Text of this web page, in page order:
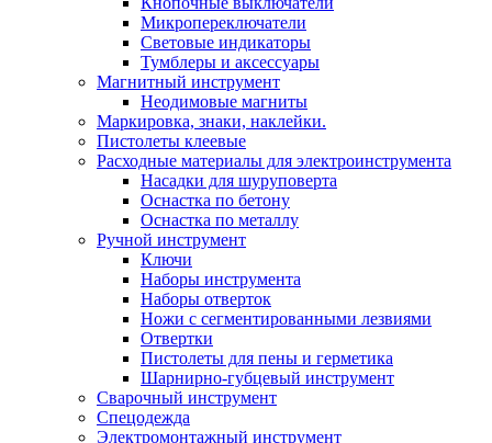
Микропереключатели
Световые индикаторы
Тумблеры и аксессуары
Магнитный инструмент
Неодимовые магниты
Маркировка, знаки, наклейки.
Пистолеты клеевые
Расходные материалы для электроинструмента
Насадки для шуруповерта
Оснастка по бетону
Оснастка по металлу
Ручной инструмент
Ключи
Наборы инструмента
Наборы отверток
Ножи с сегментированными лезвиями
Отвертки
Пистолеты для пены и герметика
Шарнирно-губцевый инструмент
Сварочный инструмент
Спецодежда
Электромонтажный инструмент